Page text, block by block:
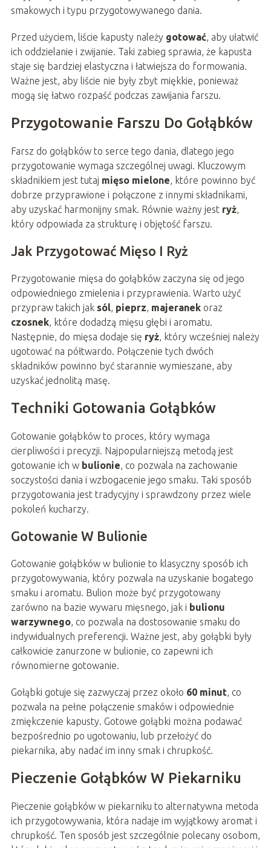
smakowych i typu przygotowywanego dania.
Przed użyciem, liście kapusty należy gotować, aby ułatwić
ich oddzielanie i zwijanie. Taki zabieg sprawia, że kapusta
staje się bardziej elastyczna i łatwiejsza do formowania.
Ważne jest, aby liście nie były zbyt miękkie, ponieważ
mogą się łatwo rozpaść podczas zawijania farszu.
Przygotowanie Farszu Do Gołąbków
Farsz do gołąbków to serce tego dania, dlatego jego
przygotowanie wymaga szczególnej uwagi. Kluczowym
składnikiem jest tutaj mięso mielone, które powinno być
dobrze przyprawione i połączone z innymi składnikami,
aby uzyskać harmonijny smak. Równie ważny jest ryż,
który odpowiada za strukturę i objętość farszu.
Jak Przygotować Mięso I Ryż
Przygotowanie mięsa do gołąbków zaczyna się od jego
odpowiedniego zmielenia i przyprawienia. Warto użyć
przypraw takich jak sól, pieprz, majeranekoraz
czosnek, które dodadzą mięsu głębi i aromatu.
Następnie, do mięsa dodaje się ryż, który wcześniej należy
ugotować na półtwardo. Połączenie tych dwóch
składników powinno być starannie wymieszane, aby
uzyskać jednolitą masę.
Techniki Gotowania Gołąbków
Gotowanie gołąbków to proces, który wymaga
cierpliwości i precyzji. Najpopularniejszą metodą jest
gotowanie ich w bulionie, co pozwala na zachowanie
soczystości dania i wzbogacenie jego smaku. Taki sposób
przygotowania jest tradycyjny i sprawdzony przez wiele
pokoleń kucharzy.
Gotowanie W Bulionie
Gotowanie gołąbków w bulionie to klasyczny sposób ich
przygotowywania, który pozwala na uzyskanie bogatego
smaku i aromatu. Bulion może być przygotowany
zarówno na bazie wywaru mięsnego, jak i bulionu
warzywnego, co pozwala na dostosowanie smaku do
indywidualnych preferencji. Ważne jest, aby gołąbki były
całkowicie zanurzone w bulionie, co zapewni ich
równomierne gotowanie.
Gołąbki gotuje się zazwyczaj przez około 60 minut, co
pozwala na pełne połączenie smaków i odpowiednie
zmiękczenie kapusty. Gotowe gołąbki można podawać
bezpośrednio po ugotowaniu, lub przełożyć do
piekarnika, aby nadać im inny smak i chrupkość.
Pieczenie Gołąbków W Piekarniku
Pieczenie gołąbków w piekarniku to alternatywna metoda
ich przygotowywania, która nadaje im wyjątkowy aromat i
chrupkość. Ten sposób jest szczególnie polecany osobom,